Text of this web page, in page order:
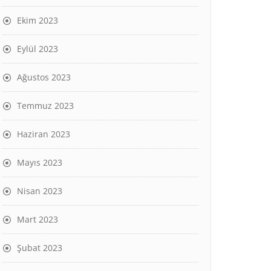
Ekim 2023
Eylül 2023
Ağustos 2023
Temmuz 2023
Haziran 2023
Mayıs 2023
Nisan 2023
Mart 2023
Şubat 2023